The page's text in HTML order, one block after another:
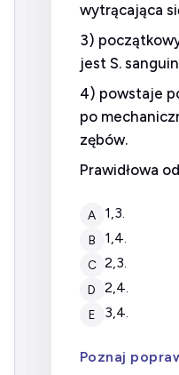
wytrącająca
3)
jest S.
4) powstaje
po
zębów.
Prawidłowa
A 1,3.
B 1,4.
C 2,3.
D 2,4.
E 3,4.
Poznaj